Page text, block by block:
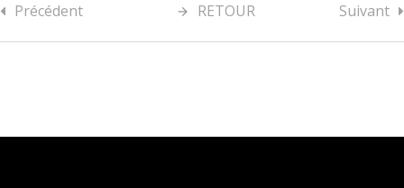
Précédent RETOUR Suivant